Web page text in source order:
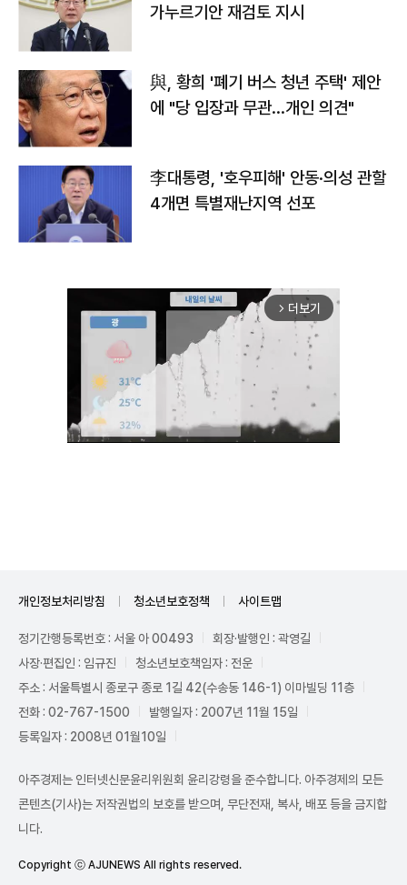
가누르기안 재검토 지시
與, 황희 '폐기 버스 청년 주택' 제안
에 "당 입장과 무관…개인 의견"
李대통령, '호우피해' 안동·의성 관할
4개면 특별재난지역 선포
arrow_forward_ios 더보기
개인정보처리방침 청소년보호정책 사이트맵
정기간행등록번호 : 서울 아 00493
회장·발행인 : 곽영길
사장·편집인 : 임규진
청소년보호책임자 : 전운
주소 : 서울특별시 종로구 종로 1길 42(수송동 146-1) 이마빌딩 11층
전화 : 02-767-1500
발행일자 : 2007년 11월 15일
등록일자 : 2008년 01월10일
아주경제는 인터넷신문윤리위원회 윤리강령을 준수합니다. 아주경제의 모든
콘텐츠(기사)는 저작권법의 보호를 받으며, 무단전재, 복사, 배포 등을 금지합
니다.
Copyright ⓒ AJUNEWS All rights reserved.